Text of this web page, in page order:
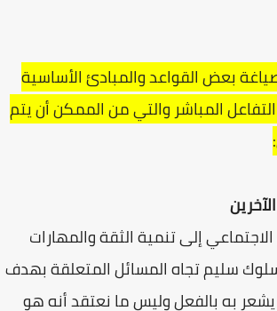
بعض القواعد والمبادئ الأساسية
المباشر والتي من الممكن أن يتم
إلى تنمية الثقة والمهارات
سليم تجاه المسائل المتعلقة بهدف
يشعر به بالفعل وليس ما نعتقد أنه هو